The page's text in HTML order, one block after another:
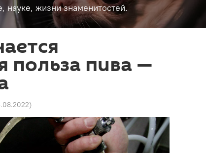
науке, жизни знаменитостей.
польза пива —
)